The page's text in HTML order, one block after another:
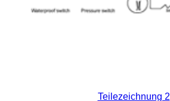
Teilezeichnung 2